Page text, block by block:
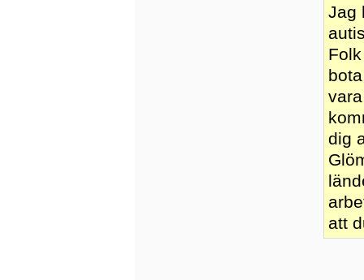
Jag
dig
att